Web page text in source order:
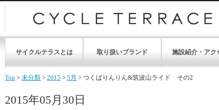
サイクルテラスとは 取り扱いブランド 施設紹介・アク
Top > 未分類 > 2015 > 5月 > つくばりんりん&筑波山ライド その2
2015年05月30日